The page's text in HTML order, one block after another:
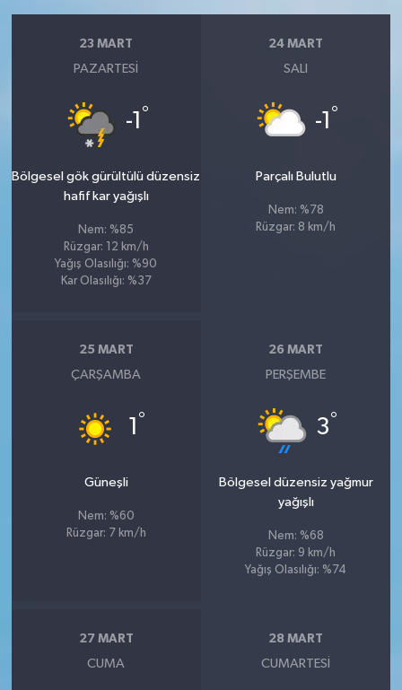
23 MART
PAZARTESI
-1 °
Bölgesel gök gürültülü düzensiz
hafif kar yağışlı
Nem: %85
Rüzgar: 12 km/h
Yağış Olasılığı: %90
Kar Olasılığı: %37
24 MART
SALI
-1 °
Parçalı Bulutlu
Nem: %78
Rüzgar: 8 km/h
25 MART
ÇARŞAMBA
1 °
Güneşli
Nem: %60
Rüzgar: 7 km/h
26 MART
PERŞEMBE
3°
Bölgesel düzensiz yağmur
yağışlı
Nem: %68
Rüzgar: 9 km/h
Yağış Olasılığı: %74
27 MART
CUMA
28 MART
CUMARTESI